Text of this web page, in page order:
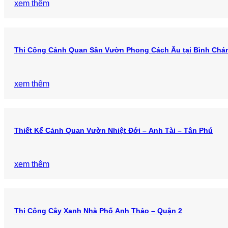
xem thêm
Thi Công Cảnh Quan Sân Vườn Phong Cách Âu tại Bình
xem thêm
Thiết Kế Cảnh Quan Vườn Nhiệt Đới – Anh Tài – Tân Phú
xem thêm
Thi Công Cây Xanh Nhà Phố Anh Thảo – Quận 2